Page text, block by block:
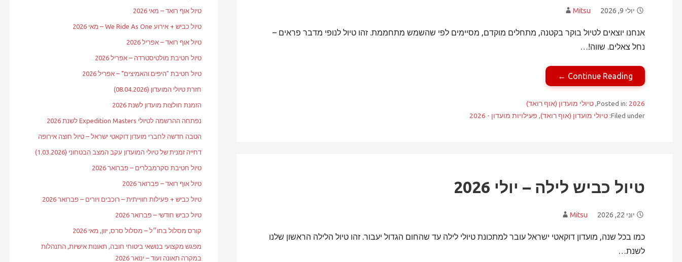
יולי 9, 2026 Mitsu
אנחנו יוצאים לטיול בוקר בקטנה, מתחלים מוקדם, מסיימים לפי שהשמש מתחממת. זהו טיול לנופי מדבר פראים –
נחל צאלים. שווה!…
Continue Reading ←
Posted in: 2026
,טיולי מועדון (אוף רואד)
Filed under: טיולי מועדון (אוף רואד), פעילויות מועדון - 2026
טיול כביש לילה – יולי 2026
יוני 22, 2026 Mitsu
כמו בכל שנה, מועדון דוקאטי ישראל עובר למתכונת טיולי לילה עד שהחום הגדול יעבור. זהו טיול הלילה הראשון שלנו
לשנת…
טיול אוף רואד – מאי 2026
טיול כביש + אירוע We Ride As One – מאי 2026
טיול אוף רואד – אפריל 2026
טיול חטיבת מולטיסטרדה – אפריל 2026
טיול חטיבת "היפים והאמיצים" – אפריל 2026
חזרת טיולי המועדון (08.04.2026)
הזמנת חולצות מועדון לשנת 2026
נפתחה ההרשמה לטיולי Expedition Masters לשנת 2026
הטבה חדשה לחברי מועדון דוקאטי ישראל – טיול חוצה אירופה
דחייה זמנית של טיולי המועדון עקב המצב הבטחוני (1.03.2026)
טיול חטיבת סקרמבלרים – פברואר 2026
טיול אוף רואד – פברואר 2026
טיול כביש + פעילות חווייתית – רוכבים ויורים – פברואר 2026
טיול כביש חודשי – פברואר 2026
קורס מסלול בחו״ל – מסלול סרס, יוון, מאי 2026
מפגש מקצועי בנושאי ביטוחי חובה, תאונות אישיות, התנהלות
במקרה תאונה ועוד – ינואר 2026